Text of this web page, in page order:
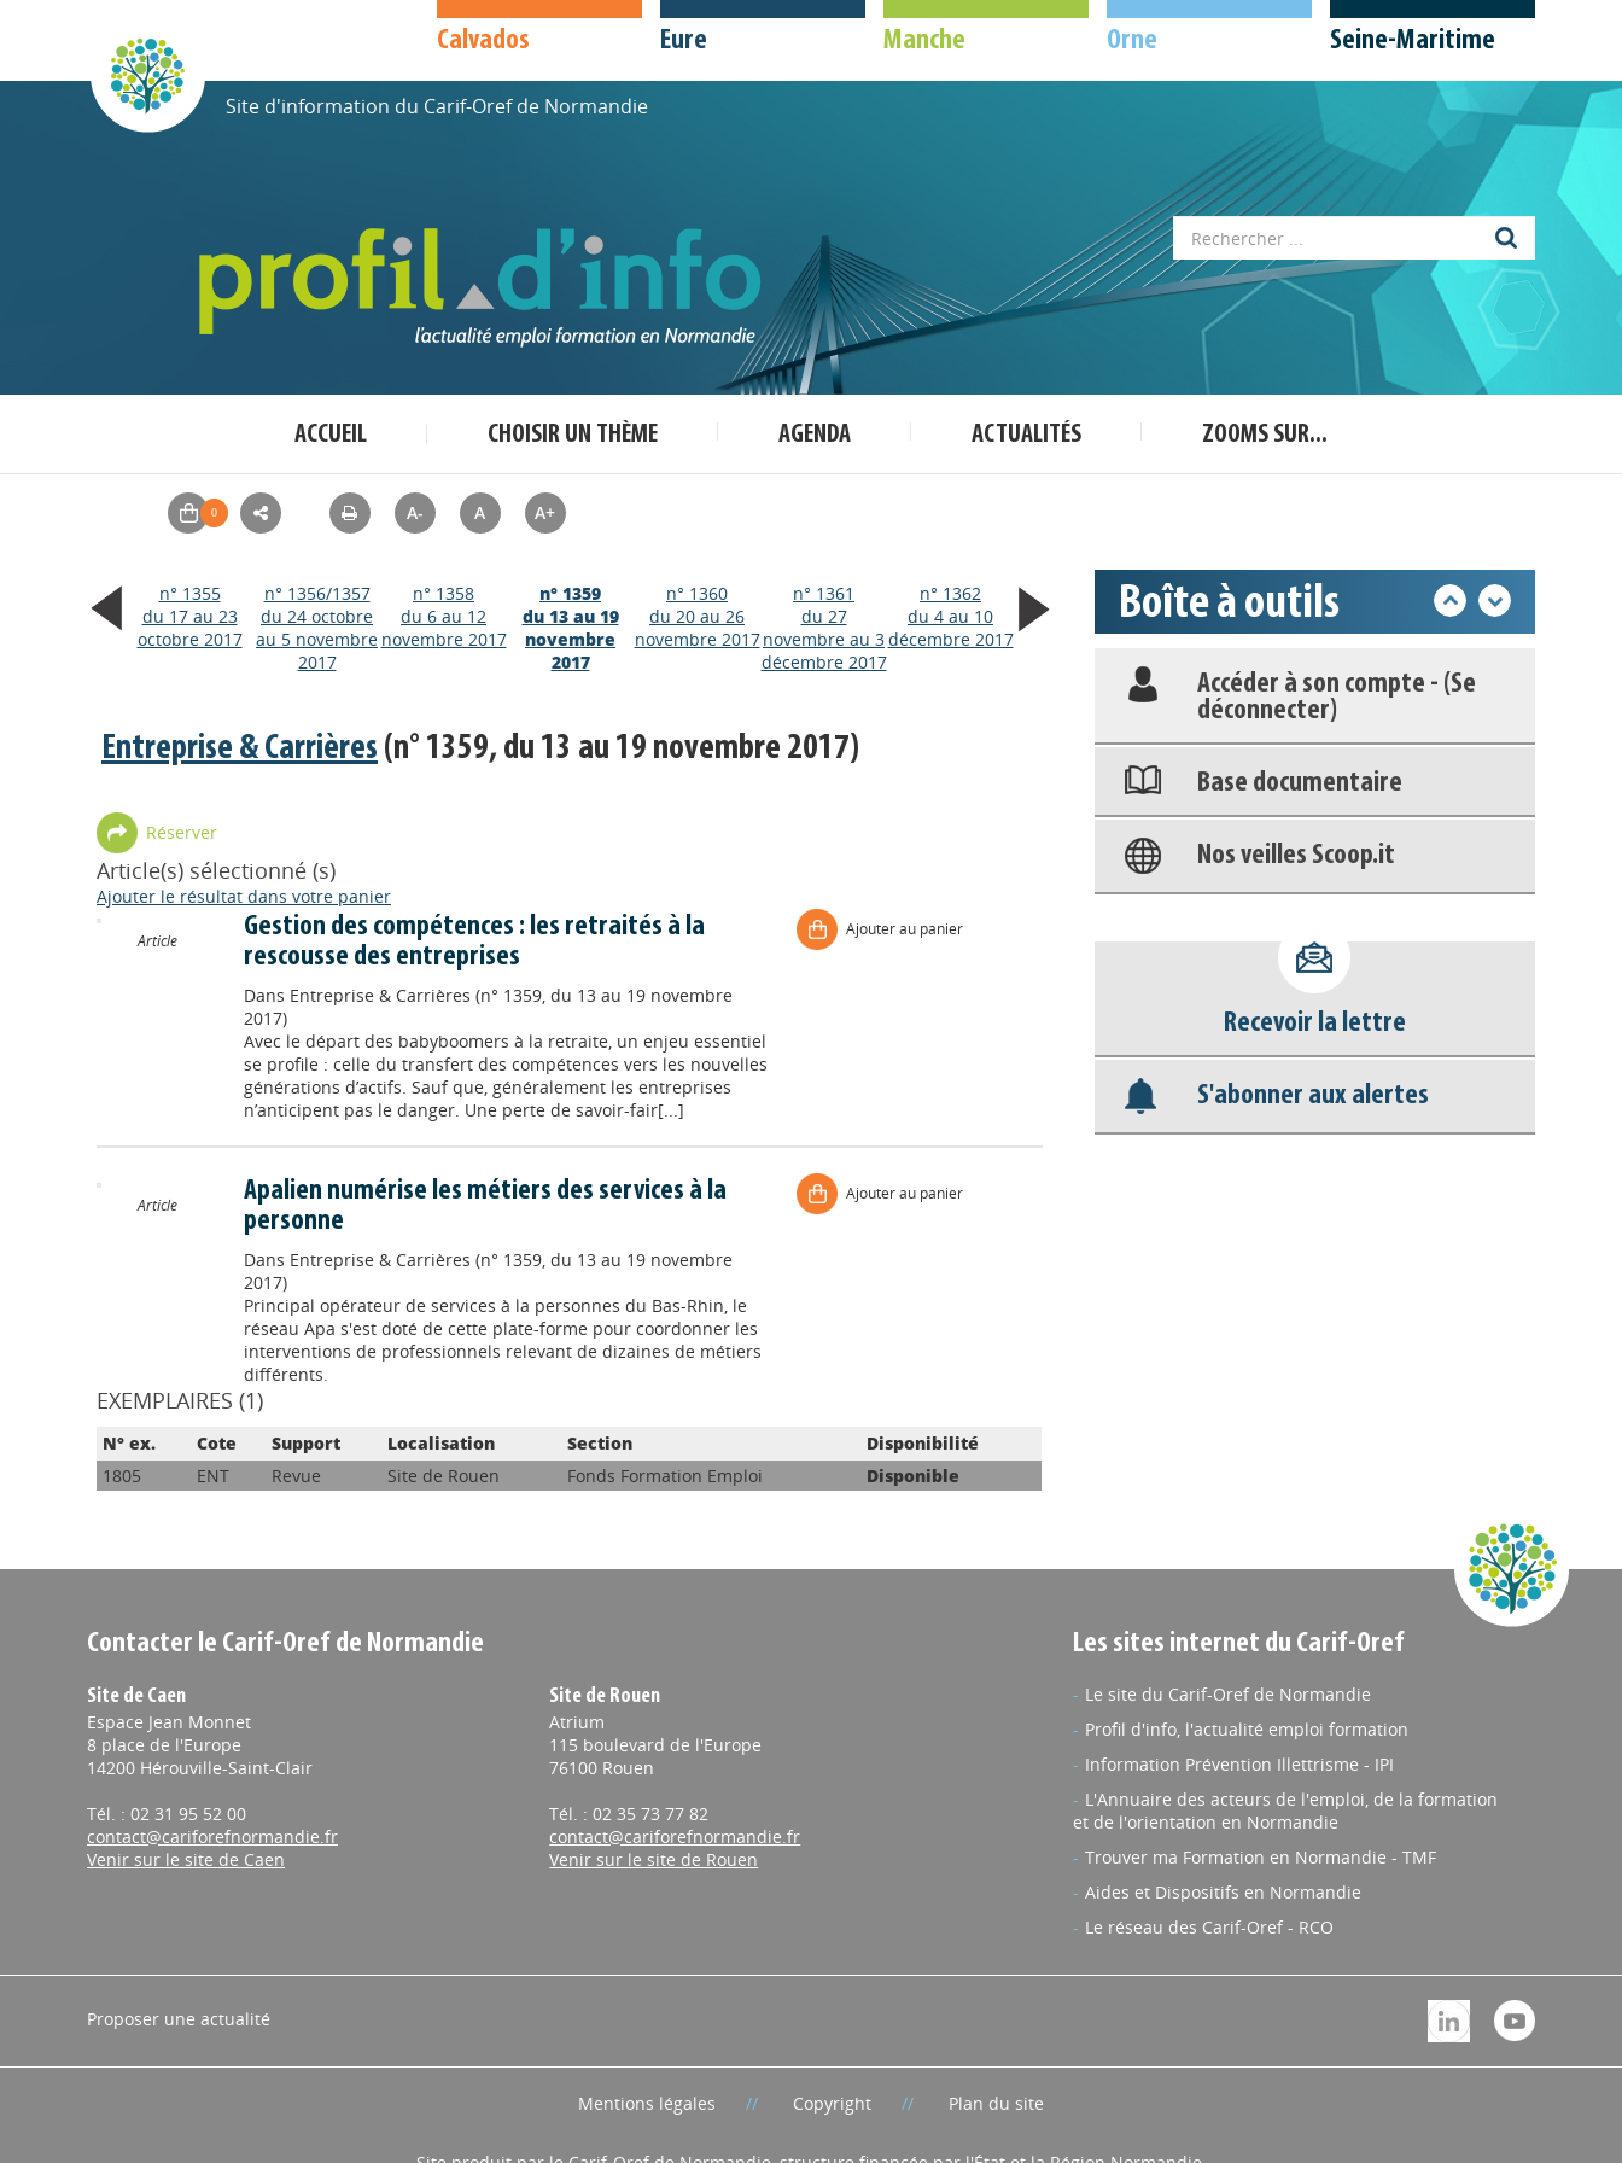
Calvados Eure Manche Orne Seine-Maritime
Site d'information du Carif-Oref de Normandie
ACCUEIL CHOISIR UN THÈME AGENDA ACTUALITÉS ZOOMS SUR...
A- A A+
n° 1355
du 17 au 23
octobre 2017
n° 1356/1357
du 24 octobre
au 5 novembre
2017
n° 1358
du 6 au 12
novembre 2017
n° 1359
du 13 au 19
novembre
2017
n° 1360
du 20 au 26
novembre 2017
n° 1361
du 27
novembre au 3
décembre 2017
n° 1362
du 4 au 10
décembre 2017
Entreprise & Carrières (n° 1359, du 13 au 19 novembre 2017)
Réserver
Article(s) sélectionné (s)
Ajouter le résultat dans votre panier
Article
Gestion des compétences : les retraités à la
rescousse des entreprises
Dans Entreprise & Carrières (n° 1359, du 13 au 19 novembre
2017)
Avec le départ des babyboomers à la retraite, un enjeu essentiel
se profile : celle du transfert des compétences vers les nouvelles
générations d’actifs. Sauf que, généralement les entreprises
n’anticipent pas le danger. Une perte de savoir-fair[...]
Ajouter au panier
Article
Apalien numérise les métiers des services à la
personne
Dans Entreprise & Carrières (n° 1359, du 13 au 19 novembre
2017)
Principal opérateur de services à la personnes du Bas-Rhin, le
réseau Apa s'est doté de cette plate-forme pour coordonner les
interventions de professionnels relevant de dizaines de métiers
différents.
Ajouter au panier
EXEMPLAIRES (1)
N° ex. Cote Support Localisation Section
Disponibilité
1805
ENT Revue Site de Rouen Fonds Formation Emploi Disponible
Boîte à outils
Appels à projets
Déposer une actu !
Accéder à son compte - (Se
déconnecter)
Base documentaire
Déposer une actu !
Accéder à son compte - (Se
déconnecter)
Base documentaire
Nos veilles Scoop.it
Recevoir la lettre
S'abonner aux alertes
Contacter le Carif-Oref de Normandie
Site de Caen
Espace Jean Monnet
8 place de l'Europe
14200 Hérouville-Saint-Clair
Tél. : 02 31 95 52 00
contact@cariforefnormandie.fr
Venir sur le site de Caen
Site de Rouen
Atrium
115 boulevard de l'Europe
76100 Rouen
Tél. : 02 35 73 77 82
contact@cariforefnormandie.fr
Venir sur le site de Rouen
Les sites internet du Carif-Oref
Le site du Carif-Oref de Normandie
Profil d'info, l'actualité emploi formation
Information Prévention Illettrisme - IPI
L'Annuaire des acteurs de l'emploi, de la formation
et de l'orientation en Normandie
Trouver ma Formation en Normandie - TMF
Aides et Dispositifs en Normandie
Le réseau des Carif-Oref - RCO
Proposer une actualité
Mentions légales Copyright Plan du site